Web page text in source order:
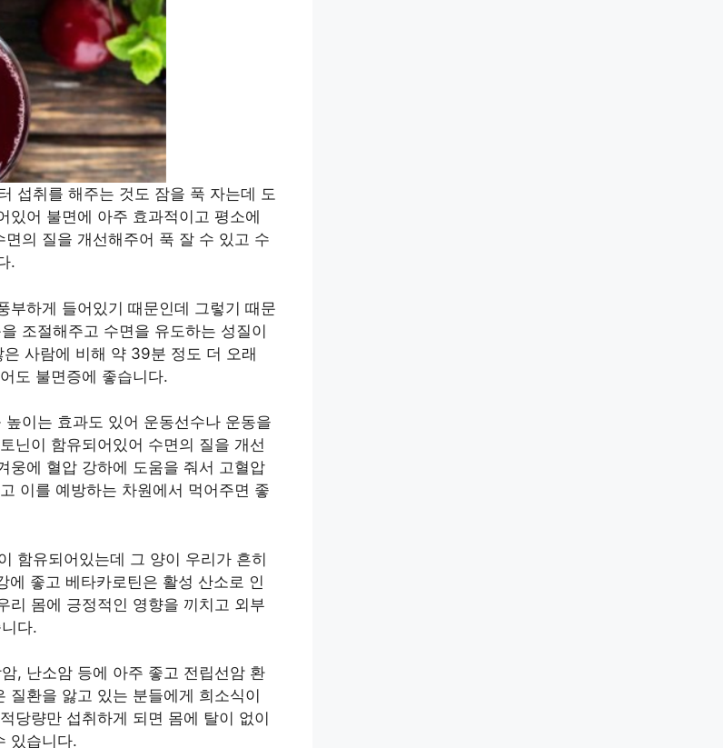
섭취를 해주는 것도 잠을 푹 자는데 도
있어 불면에 아주 효과적이고 평소에
의 질을 개선해주어 푹 잘 수 있고 수
.
부하게 들어있기 때문인데 그렇기 때문
조절해주고 수면을 유도하는 성질이
사람에 비해 약 39분 정도 더 오래
도 불면증에 좋습니다.
이는 효과도 있어 운동선수나 운동을
닌이 함유되어있어 수면의 질을 개선
웅에 혈압 강하에 도움을 줘서 고혈압
이를 예방하는 차원에서 먹어주면 좋
함유되어있는데 그 양이 우리가 흔히
좋고 베타카로틴은 활성 산소로 인
리 몸에 긍정적인 영향을 끼치고 외부
다.
, 난소암 등에 아주 좋고 전립선암 환
질환을 앓고 있는 분들에게 희소식이
당량만 섭취하게 되면 몸에 탈이 없이
있습니다.